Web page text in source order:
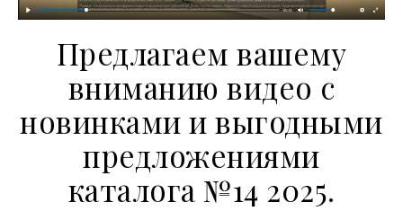
Предлагаем вашему
вниманию видео с
новинками и выгодными
предложениями
каталога №14 2025.